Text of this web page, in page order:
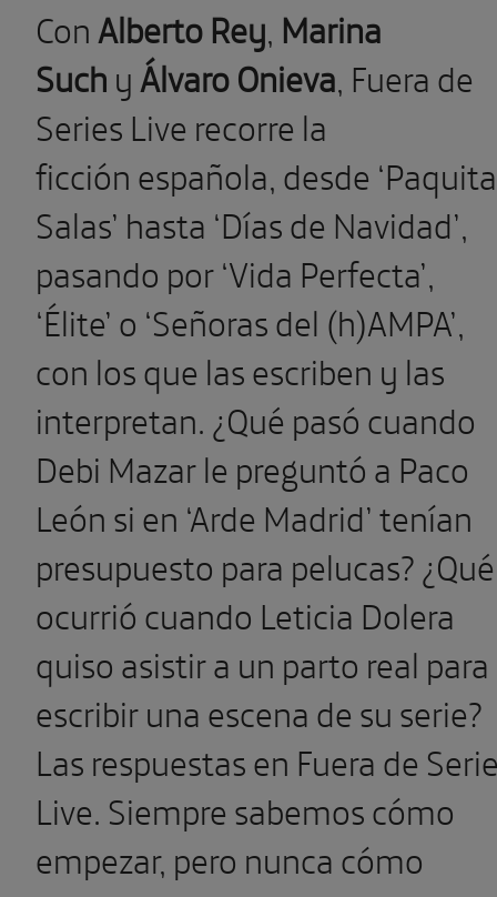
ConAlberto Rey, Marina
SuchyÁlvaro Onieva, Fuera de
Series Live recorre la
ficción española, desde ‘Paquita
Salas’ hasta ‘Días de Navidad’,
pasando por ‘Vida Perfecta’,
‘Élite’ o ‘Señoras del (h)AMPA’,
con los que las escriben y las
interpretan. ¿Qué pasó cuando
Debi Mazar le preguntó a Paco
León si en ‘Arde Madrid’ tenían
presupuesto para pelucas? ¿Qué
ocurrió cuando Leticia Dolera
quiso asistir a un parto real para
escribir una escena de su serie?
Las respuestas en Fuera de
Live. Siempre sabemos cómo
empezar, pero nunca cómo